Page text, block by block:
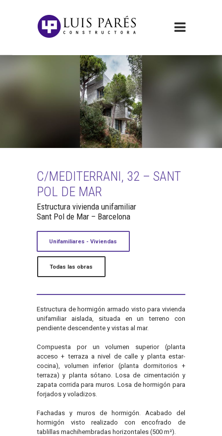
C/MEDITERRANI, 32 – SANT
POL DE MAR
Estructura vivienda unifamiliar
Sant Pol de Mar – Barcelona
Unifamiliares - Viviendas
Todas las obras
Estructura de hormigón armado visto para vivienda
unifamiliar aislada, situada en un terreno con
pendiente descendente y vistas al mar.
Compuesta por un volumen superior (planta
acceso + terraza a nivel de calle y planta estar-
cocina), volumen inferior (planta dormitorios +
terraza) y planta sótano. Losa de cimentación y
zapata corrida para muros. Losa de hormigón para
forjados y voladizos.
Fachadas y muros de hormigón. Acabado del
hormigón visto realizado con encofrado de
tablillas machihembradas horizontales (500 m²).